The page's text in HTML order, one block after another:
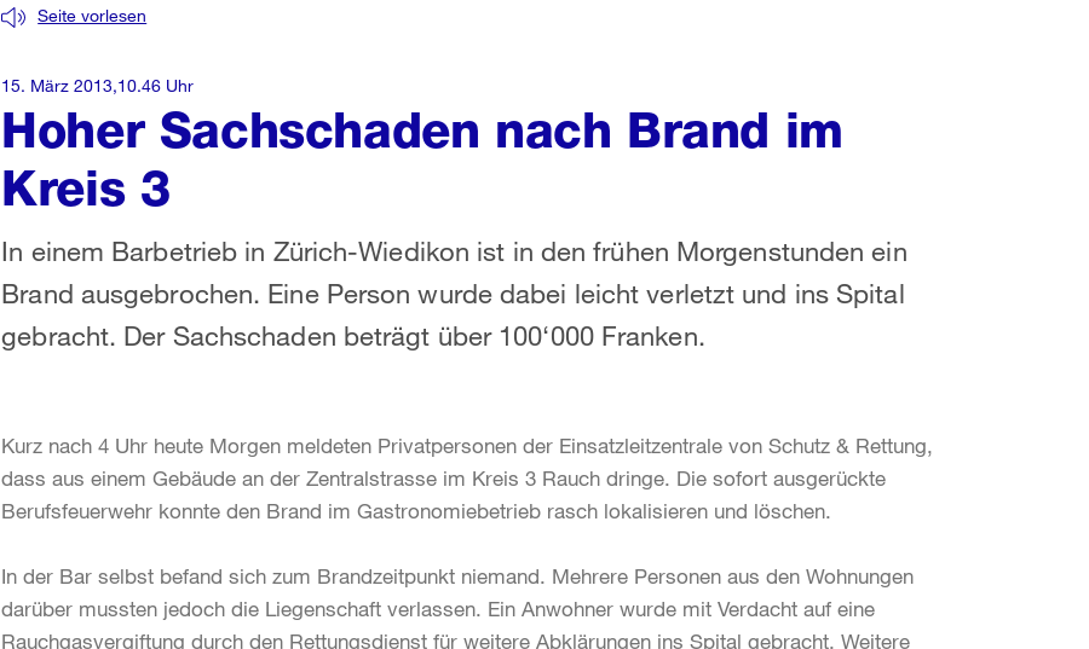
Hoher Sachschaden nach Brand im
Kreis 3
Seite vorlesen
In einem Barbetrieb in Zürich-Wiedikon ist in den frühen Morgenstunden ein
Brand ausgebrochen. Eine Person wurde dabei leicht verletzt und ins Spital
gebracht. Der Sachschaden beträgt über 100‘000 Franken.
15. März 2013,10.46 Uhr
Kurz nach 4 Uhr heute Morgen meldeten Privatpersonen der Einsatzleitzentrale von Schutz & Rettung,
dass aus einem Gebäude an der Zentralstrasse im Kreis 3 Rauch dringe. Die sofort ausgerückte
Berufsfeuerwehr konnte den Brand im Gastronomiebetrieb rasch lokalisieren und löschen.
In der Bar selbst befand sich zum Brandzeitpunkt niemand. Mehrere Personen aus den Wohnungen
darüber mussten jedoch die Liegenschaft verlassen. Ein Anwohner wurde mit Verdacht auf eine
Rauchgasvergiftung durch den Rettungsdienst für weitere Abklärungen ins Spital gebracht. Weitere